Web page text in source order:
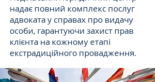
надає повний комплекс послуг
адвоката у справах про видачу
особи, гарантуючи захист прав
клієнта на кожному етапі
екстрадиційного провадження.